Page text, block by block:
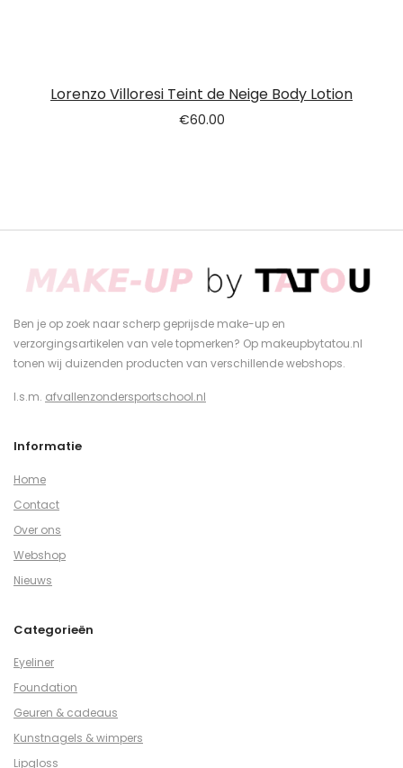
Lorenzo Villoresi Teint de Neige Body Lotion
€60.00
Ben je op zoek naar scherp geprijsde make-up en
verzorgingsartikelen van vele topmerken? Op makeupbytatou.nl
tonen wij duizenden producten van verschillende webshops.
I.s.m. afvallenzondersportschool.nl
Informatie
Home
Contact
Over ons
Webshop
Nieuws
Categorieën
Eyeliner
Foundation
Geuren & cadeaus
Kunstnagels & wimpers
Lipgloss